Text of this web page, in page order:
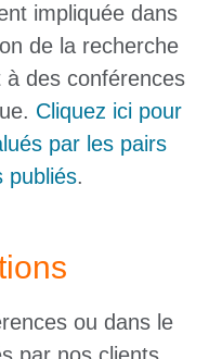
impliquée dans
de la recherche
des conférences
Cliquez ici pour
par les pairs
publiés.
ou dans le